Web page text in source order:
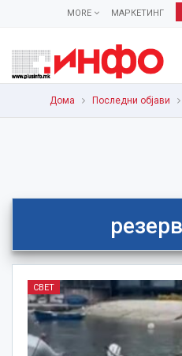
МАРКЕТИНГ
MORE
Дома Последни објави
СВЕТ